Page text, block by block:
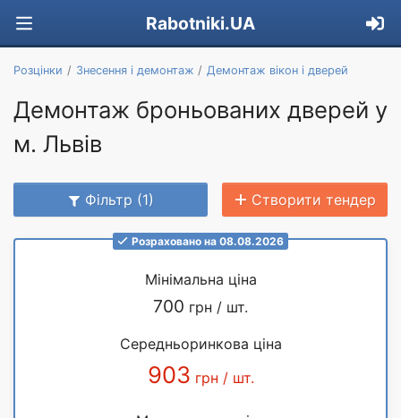
Rabotniki.UA
Розцінки Знесення і демонтаж Демонтаж вікон і дверей
Демонтаж броньованих дверей у
м. Львів
Фільтр (1) Створити тендер
Розраховано на 08.08.2026
Мінімальна ціна
700 грн / шт.
Середньоринкова ціна
903 грн / шт.